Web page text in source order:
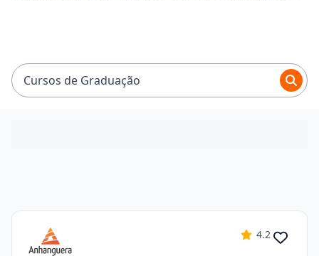
84% nas mensalidades.
Cursos de Graduação
4.2